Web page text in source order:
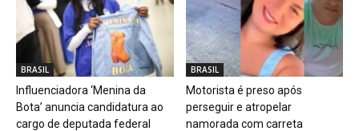
BRASIL
Influenciadora ‘Menina da
Bota’ anuncia candidatura ao
cargo de deputada federal
BRASIL
Motorista é preso após
perseguir e atropelar
namorada com carreta